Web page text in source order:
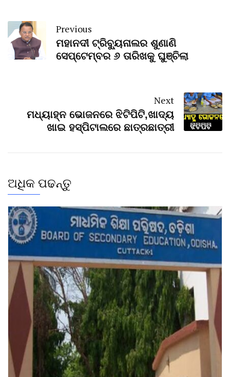
Previous
ମହାନଦୀ ଟ୍ରିବ୍ୟୁନାଲର ଶୁଣାଣି
ସେପ୍ଟେମ୍ବର ୬ ତାରିଖକୁ ଘୁଞ୍ଚିଲା
Next
ମଧ୍ୟାହ୍ନ ଭୋଜନରେ ଝିଟିପିଟି,ଖାଦ୍ୟ
ଖାଇ ହସ୍ପିଟାଲରେ ଛାତ୍ରଛାତ୍ରୀ
ଅଧିକ ପଢନ୍ତୁ